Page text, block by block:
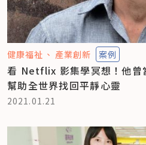
健康福祉 產業創新 案例
看 Netflix 影集學冥想！他曾
幫助全世界找回平靜心靈
2021.01.21